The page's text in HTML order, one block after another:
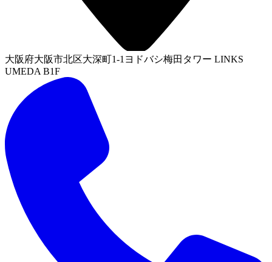
大阪府大阪市北区大深町1-1ヨドバシ梅田タワー LINKS
UMEDA B1F